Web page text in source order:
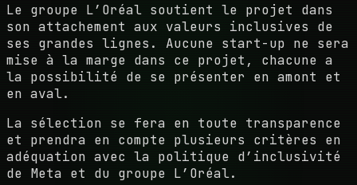
Le groupe L’Oréal soutient le projet dans
son attachement aux valeurs inclusives de
ses grandes lignes. Aucune start-up ne sera
mise à la marge dans ce projet, chacune a
la possibilité de se présenter en amont et
en aval.
La sélection se fera en toute transparence
et prendra en compte plusieurs critères en
adéquation avec la politique d’inclusivité
de Meta et du groupe L’Oréal.